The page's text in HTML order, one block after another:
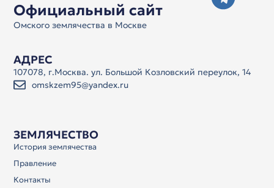
Официальный сайт
Омского землячества в Москве
ЗЕМЛЯЧЕСТВО
История землячества
Правление
Контакты
АДРЕС
107078, г.Москва. ул. Большой Козловский переулок, 14
omskzem95@yandex.ru